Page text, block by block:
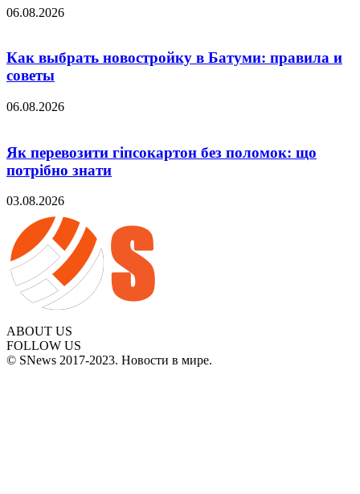
06.08.2026
Как выбрать новостройку в Батуми: правила и
советы
06.08.2026
Як перевозити гіпсокартон без поломок: що
потрібно знати
03.08.2026
ABOUT US
FOLLOW US
© SNews 2017-2023. Новости в мире.